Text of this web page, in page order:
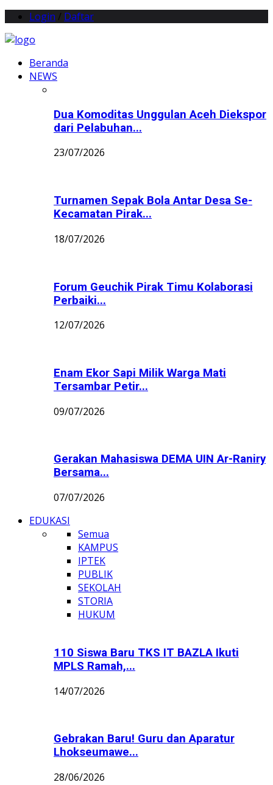
Login / Daftar
Beranda
NEWS
Dua Komoditas Unggulan Aceh Diekspor
dari Pelabuhan...
23/07/2026
Turnamen Sepak Bola Antar Desa Se-
Kecamatan Pirak...
18/07/2026
Forum Geuchik Pirak Timu Kolaborasi
Perbaiki...
12/07/2026
Enam Ekor Sapi Milik Warga Mati
Tersambar Petir...
09/07/2026
Gerakan Mahasiswa DEMA UIN Ar-Raniry
Bersama...
07/07/2026
EDUKASI
Semua
KAMPUS
IPTEK
PUBLIK
SEKOLAH
STORIA
HUKUM
110 Siswa Baru TKS IT BAZLA Ikuti
MPLS Ramah,...
14/07/2026
Gebrakan Baru! Guru dan Aparatur
Lhokseumawe...
28/06/2026